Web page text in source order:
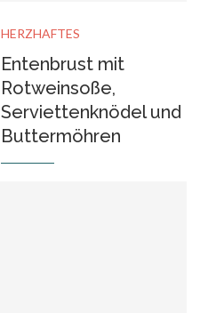
HERZHAFTES
Entenbrust mit
Rotweinsoße,
Serviettenknödel und
Buttermöhren